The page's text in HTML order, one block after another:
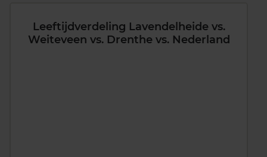
Leeftijdverdeling Lavendelheide vs.
Weiteveen vs. Drenthe vs. Nederland